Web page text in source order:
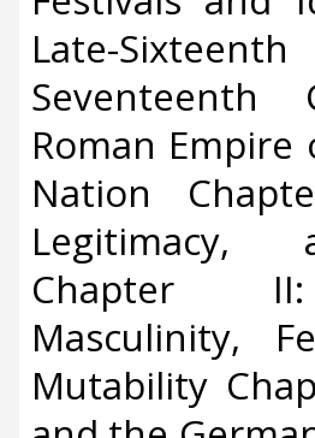
Late-
Seventeenth
Roman
Nation
Legitimacy,
Chapter
Masculinity,
Mutability